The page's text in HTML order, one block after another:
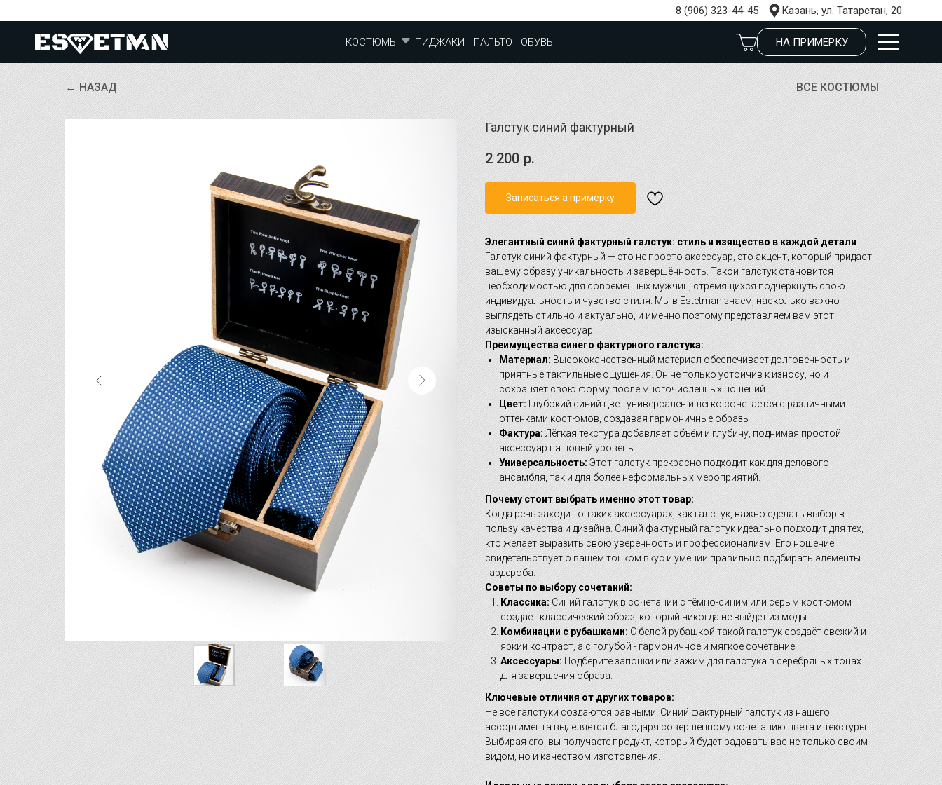
8 (906) 323-44-45 Казань, ул. Татарстан, 20
НА ПРИМЕРКУ
КОСТЮМЫ ПИДЖАКИ ПАЛЬТО ОБУВЬ
ВСЕ КОСТЮМЫ
← НАЗАД
Галстук синий фактурный
2 200 р.
Записаться а примерку
Элегантный синий фактурный галстук: стиль и изящество в каждой детали
Галстук синий фактурный — это не просто аксессуар, это акцент, который придаст
вашему образу уникальность и завершённость. Такой галстук становится
необходимостью для современных мужчин, стремящихся подчеркнуть свою
индивидуальность и чувство стиля. Мы в Estetman знаем, насколько важно
выглядеть стильно и актуально, и именно поэтому представляем вам этот
изысканный аксессуар.
Преимущества синего фактурного галстука:
Материал: Высококачественный материал обеспечивает долговечность и
приятные тактильные ощущения. Он не только устойчив к износу, но и
сохраняет свою форму после многочисленных ношений.
Цвет:Глубокий синий цвет универсален и легко сочетается с различными
оттенками костюмов, создавая гармоничные образы.
Фактура:Лёгкая текстура добавляет объём и глубину, поднимая простой
аксессуар на новый уровень.
Универсальность: Этот галстук прекрасно подходит как для делового
ансамбля, так и для более неформальных мероприятий.
Почему стоит выбрать именно этот товар:
Когда речь заходит о таких аксессуарах, как галстук, важно сделать выбор в
пользу качества и дизайна. Синий фактурный галстук идеально подходит для тех,
кто желает выразить свою уверенность и профессионализм. Его ношение
свидетельствует о вашем тонком вкус и умении правильно подбирать элементы
гардероба.
Советы по выбору сочетаний:
Классика: Синий галстук в сочетании с тёмно-синим или серым костюмом
создаёт классический образ, который никогда не выйдет из моды.
Комбинации с рубашками: С белой рубашкой такой галстук создаёт свежий и
яркий контраст, а с голубой - гармоничное и мягкое сочетание.
Аксессуары: Подберите запонки или зажим для галстука в серебряных тонах
для завершения образа.
Ключевые отличия от других товаров:
Не все галстуки создаются равными. Синий фактурный галстук из нашего
ассортимента выделяется благодаря совершенному сочетанию цвета и текстуры.
Выбирая его, вы получаете продукт, который будет радовать вас не только своим
видом, но и качеством изготовления.